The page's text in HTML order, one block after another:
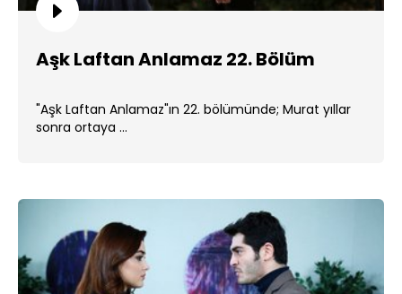
Aşk Laftan Anlamaz 22. Bölüm
"Aşk Laftan Anlamaz"ın 22. bölümünde; Murat yıllar
sonra ortaya ...